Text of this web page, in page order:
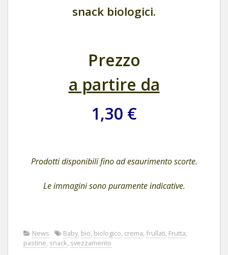
snack biologici.
Prezzo
a partire da
1,30 €
Prodotti disponibili fino ad esaurimento scorte.
Le immagini sono puramente indicative.
News Baby, bio, biologico, crema, frullati, Frutta,
pastine, snack, svezzamento